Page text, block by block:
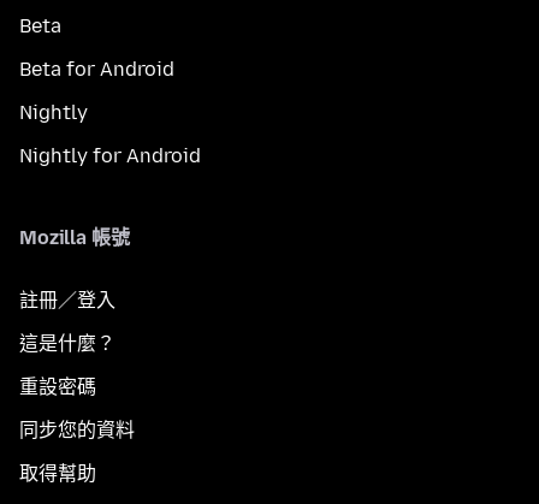
Beta
Beta for Android
Nightly
Nightly for Android
Mozilla 帳號
註冊／登入
這是什麼？
重設密碼
同步您的資料
取得幫助